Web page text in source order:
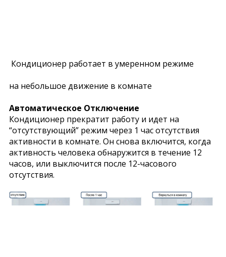
Кондиционер работает в умеренном режиме
на небольшое движение в комнате
Автоматическое Отключение
Кондиционер прекратит работу и идет на
“отсутствующий” режим через 1 час отсутствия
активности в комнате. Он снова включится, когда
активность человека обнаружится в течение 12
часов, или выключится после 12-часового
отсутствия.